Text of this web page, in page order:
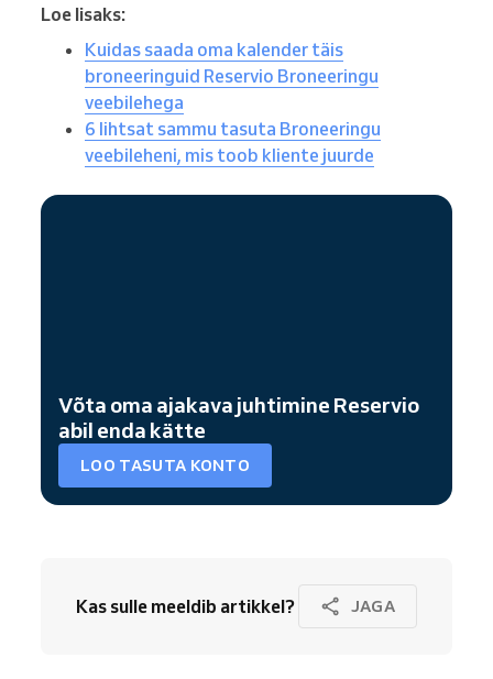
Loe lisaks:
Kuidas saada oma kalender täis
broneeringuid Reservio Broneeringu
veebilehega
6 lihtsat sammu tasuta Broneeringu
veebileheni, mis toob kliente juurde
Võta oma ajakava juhtimine Reservio
abil enda kätte
LOO TASUTA KONTO
Kas sulle meeldib artikkel? JAGA